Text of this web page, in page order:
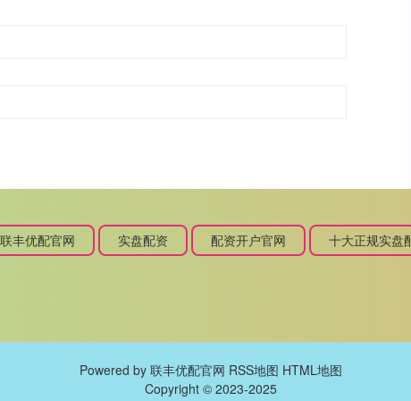
联丰优配官网 实盘配资 配资开户官网 十大正规实盘
Powered by 联丰优配官网 RSS地图 HTML地图
Copyright © 2023-2025